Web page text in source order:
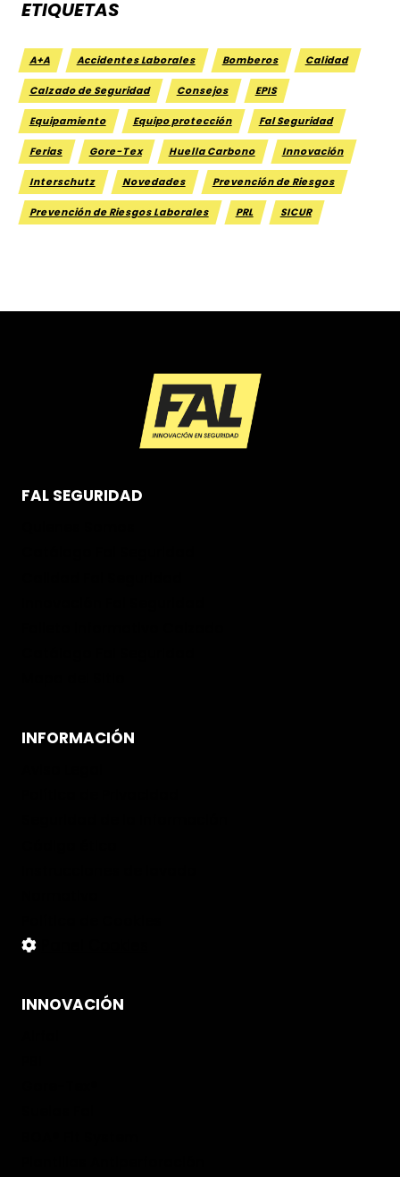
ETIQUETAS
A+A Accidentes Laborales Bomberos Calidad
Calzado de Seguridad Consejos EPIS
Equipamiento Equipo protección Fal Seguridad
Ferias Gore-Tex Huella Carbono Innovación
Interschutz Novedades Prevención de Riesgos
Prevención de Riesgos Laborales PRL SICUR
FAL SEGURIDAD
INFORMACIÓN
INNOVACIÓN